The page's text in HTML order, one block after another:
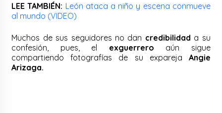
LEE TAMBIÉN: León ataca a niño y escena conmueve
al mundo (VIDEO)
Muchos de sus seguidores no dan credibilidad a su
confesión, pues, el exguerrero aún sigue
compartiendo fotografías de su expareja Angie
Arizaga.